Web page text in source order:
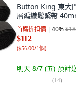
Button King 東大
層編織鬆緊帶
首購折扣價 40%
$112
($56.00/1個)
明天 8/7 (五) 預計
(14)